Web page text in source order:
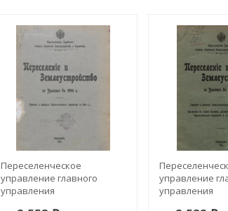
Переселенческое
управление главного
управления
управление
управления